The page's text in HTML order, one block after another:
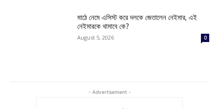
মাঠে নেমে এসিস্ট করে দলকে জেতালেন নেইমার, এই
নেইমারকে থামাবে কে?
August 5, 2026 0
- Advertisement -